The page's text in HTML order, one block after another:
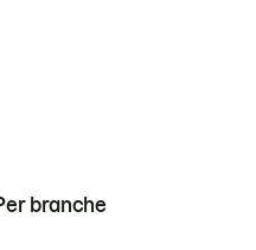
branche